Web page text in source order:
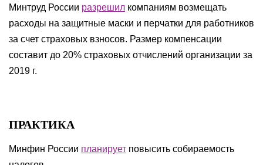
Минтруд России разрешил компаниям возмещать
расходы на защитные маски и перчатки для работников
за счет страховых взносов. Размер компенсации
составит до 20% страховых отчислений организации за
2019 г.
ПРАКТИКА
Минфин России планирует повысить собираемость